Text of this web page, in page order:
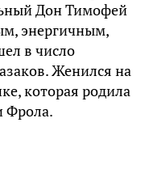
Дон Тимофей
энергичным,
в число
Женился на
которая родила
Фрола.